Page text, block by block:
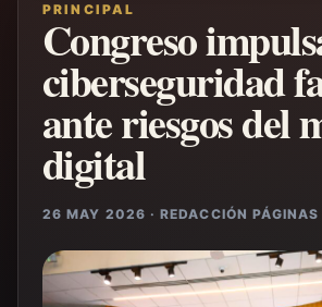
PRINCIPAL
Congreso
ciberseguridad
ante riesgos del
digital
26 MAY 2026 · REDACCIÓN PÁGINAS